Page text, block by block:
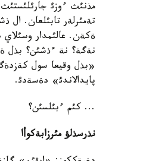
مذنئث ءوزئ جارئلئستئث
تةمئرلةر تابئلعان. ال
ةكةن. عالئمدار وسئلاي
نةگة؟ نة ءذشئن؟ بذل
«بذل وقيعا سول
پايدالاندئ» دةسةدئ.
... كئم ءبئلسئن؟
نذرسذلؤ مئرزابةكوأا